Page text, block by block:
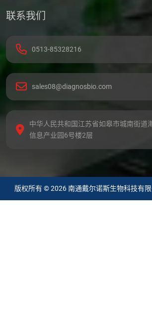
联系我们
0513-85328216
sales08@diagnosbio.com
中华人民共和国江苏省如皋市城南街道
信息产业园6号楼2层
版权所有 © 2026 南通戴尔诺斯生物科技有